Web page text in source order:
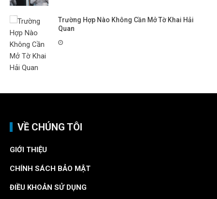
Trường Hợp Nào Không Cần Mở Tờ Khai Hải
Quan
VỀ CHÚNG TÔI
GIỚI THIỆU
CHÍNH SÁCH BẢO MẬT
ĐIỀU KHOẢN SỬ DỤNG